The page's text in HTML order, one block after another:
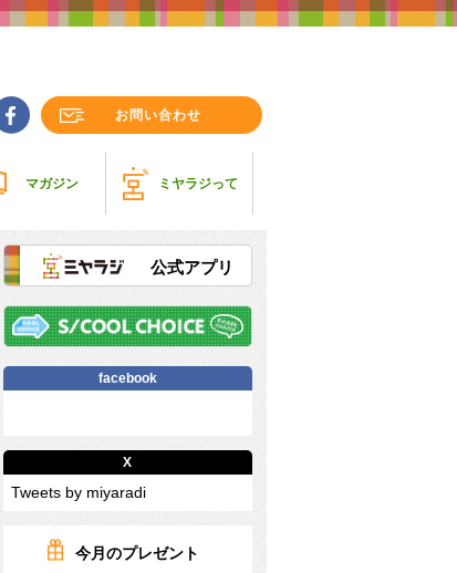
マガジン ミヤラジって
お問い合わせ
公式アプリ
facebook
X
Tweets by miyaradi
今月のプレゼント